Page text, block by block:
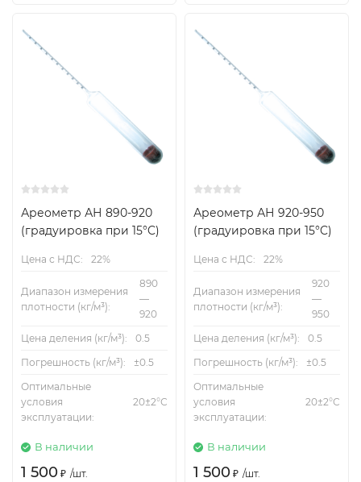
Ареометр АН 890-920
(градуировка при 15°C)
Цена с НДС: 22%
Диапазон измерения
плотности (кг/м³):
890
—
920
Цена деления (кг/м³):
0.5
Погрешность (кг/м³):
±0.5
Оптимальные
условия
эксплуатации:
20±2°С
В наличии
1 500 ₽ /шт.
Ареометр АН 920-950
(градуировка при 15°C)
Цена с НДС: 22%
Диапазон измерения
плотности (кг/м³):
920
—
950
Цена деления (кг/м³):
0.5
Погрешность (кг/м³):
±0.5
Оптимальные
условия
эксплуатации:
20±2°С
В наличии
1 500 ₽ /шт.